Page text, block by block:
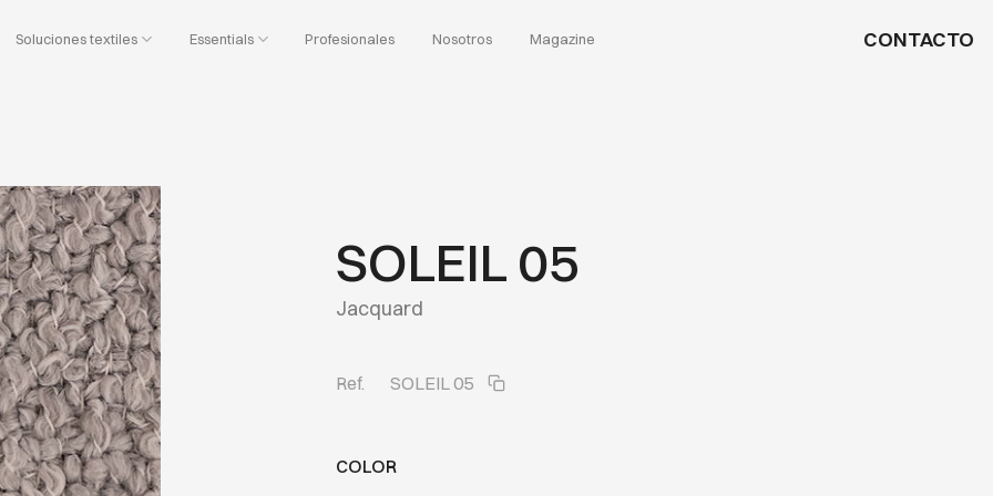
Soluciones textiles Essentials Profesionales Nosotros Magazine CONTACTO
SOLEIL 05
Jacquard
Ref. SOLEIL 05
COLOR